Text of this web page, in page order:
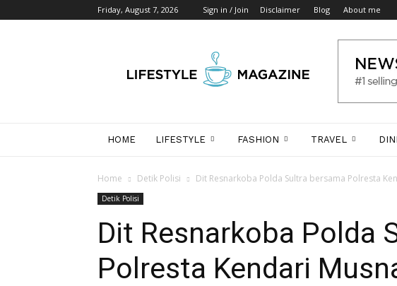
Friday, August 7, 2026 Sign in / Join Disclaimer Blog About me
Indonesia
HOME LIFESTYLE FASHION TRAVEL
Home Detik Polisi Dit Resnarkoba Polda Sultra bersama Polresta
Detik Polisi
Dit Resnarkoba Polda
Polresta Kendari